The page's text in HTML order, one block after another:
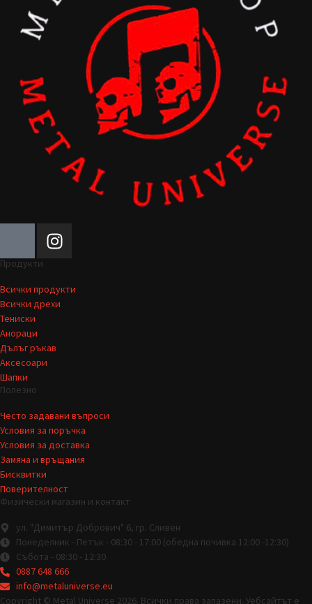
Продукти
Всички продукти
Всички дрехи
Тениски
Анораци
Дълъг ръкав
Аксесоари
Шапки
Полезно
Често задавани въпроси
Условия за поръчка
Условия за доставка
Замяна и връщания
Бисквитки
Поверителност
Физически магазин и контакт
ул. "Димитър Добрович" 6, гр. Сливен
Понеделник - Петък - 08:30 - 17:00 (обедна почивка 12:00 -12:30)
Събота - 08:30 - 12:30
0887 648 666
info@metaluniverse.eu
Copyright © Metal Universe 2026. Всички права запазени. Уебсайтът е